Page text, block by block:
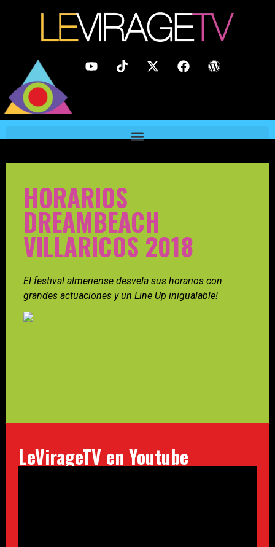
HORARIOS
DREAMBEACH
VILLARICOS 2018
El festival almeriense desvela sus horarios con
grandes actuaciones y un Line Up inigualable!
LeVirageTV en Youtube